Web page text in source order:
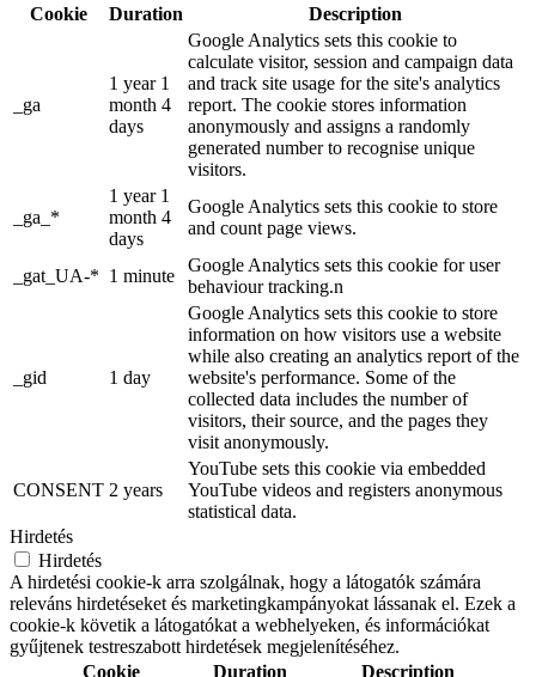
Cookie
Duration Description
_ga
1 year 1
month 4
days
Google Analytics sets this cookie to
calculate visitor, session and campaign data
and track site usage for the site's analytics
report. The cookie stores information
anonymously and assigns a randomly
generated number to recognise unique
visitors.
_ga_*
1 year 1
month 4
days
Google Analytics sets this cookie to store
and count page views.
_gat_UA-* 1 minute
Google Analytics sets this cookie for user
behaviour tracking.n
_gid 1 day
Google Analytics sets this cookie to store
information on how visitors use a website
while also creating an analytics report of the
website's performance. Some of the
collected data includes the number of
visitors, their source, and the pages they
visit anonymously.
CONSENT 2 years
YouTube sets this cookie via embedded
YouTube videos and registers anonymous
statistical data.
Hirdetés
Hirdetés
A hirdetési cookie-k arra szolgálnak, hogy a látogatók számára
releváns hirdetéseket és marketingkampányokat lássanak el. Ezek a
cookie-k követik a látogatókat a webhelyeken, és információkat
gyűjtenek testreszabott hirdetések megjelenítéséhez.
Cookie
Duration Description